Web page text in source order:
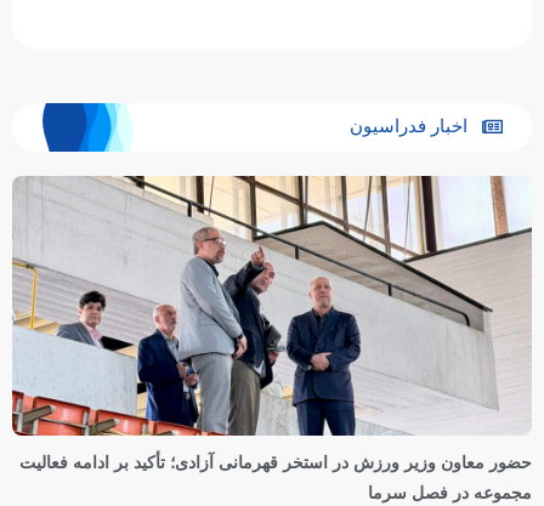
اخبار فدراسیون
حضور معاون وزیر ورزش در استخر قهرمانی آزادی؛ تأکید بر ادامه فعالیت
مجموعه در فصل سرما